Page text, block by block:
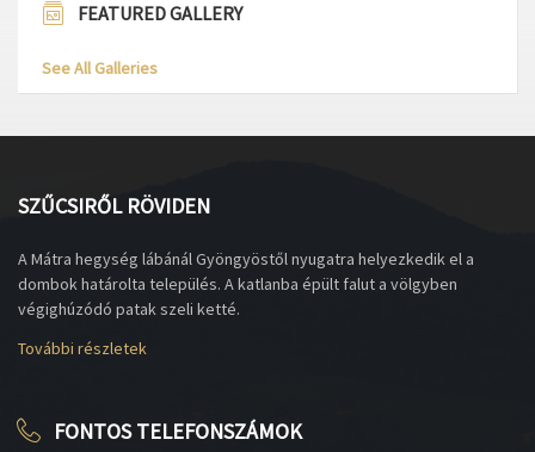
FEATURED GALLERY
See All Galleries
SZŰCSIRŐL RÖVIDEN
A Mátra hegység lábánál Gyöngyöstől nyugatra helyezkedik el a
dombok határolta település. A katlanba épült falut a völgyben
végighúzódó patak szeli ketté.
További részletek
FONTOS TELEFONSZÁMOK